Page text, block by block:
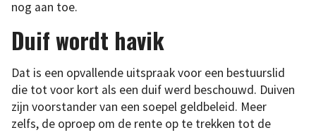
nog aan toe.
Duif wordt havik
Dat is een opvallende uitspraak voor een bestuurslid
die tot voor kort als een duif werd beschouwd. Duiven
zijn voorstander van een soepel geldbeleid. Meer
zelfs, de oproep om de rente op te trekken tot de